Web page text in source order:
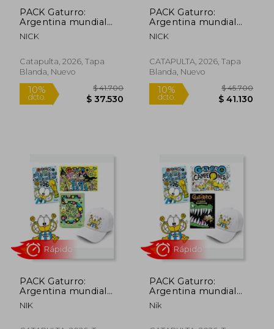
PACK Gaturro:
Argentina mundial
2026+ Pintá a
Gaturro+Gaturro
GORRA DE REGALO
NICK
Catapulta, 2026, Tapa
Blanda, Nuevo
10%
Rápido
PACK Gaturro:
Argentina mundial
2026+Gaturro: Vamos
Argentina!+Gaturro a
DE REGALO
NICK
CATAPULTA, 2026, Tapa
Blanda, Nuevo
Rápido
PACK Gaturro:
Argentina mundial
2026+ Gaturro: Leo &
Antonella + Gaturro a
NIK
PACK Gaturro:
Argentina mundial
2026+Gaturro
Campeones+Gaturro:
Nik